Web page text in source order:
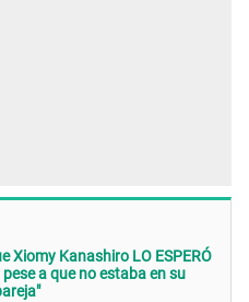
Xiomy Kanashiro LO ESPERÓ
a que no estaba en su